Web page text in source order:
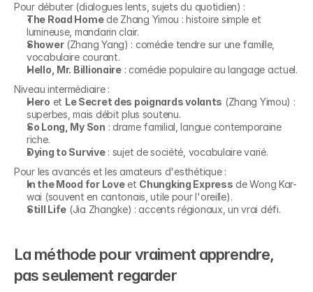
Pour débuter (dialogues lents, sujets du quotidien) :
The Road Home de Zhang Yimou : histoire simple et
lumineuse, mandarin clair.
Shower (Zhang Yang) : comédie tendre sur une famille,
vocabulaire courant.
Hello, Mr. Billionaire : comédie populaire au langage actuel.
Niveau intermédiaire :
Hero et Le Secret des poignards volants (Zhang Yimou) :
superbes, mais débit plus soutenu.
So Long, My Son : drame familial, langue contemporaine
riche.
Dying to Survive : sujet de société, vocabulaire varié.
Pour les avancés et les amateurs d'esthétique :
In the Mood for Love et Chungking Express de Wong Kar-
wai (souvent en cantonais, utile pour l'oreille).
Still Life (Jia Zhangke) : accents régionaux, un vrai défi.
La méthode pour vraiment apprendre,
pas seulement regarder